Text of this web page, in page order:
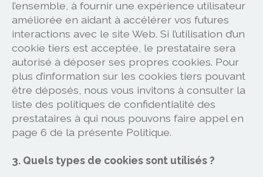
l’ensemble, à fournir une expérience utilisateur
améliorée en aidant à accélérer vos futures
interactions avec le site Web. Si l’utilisation d’un
cookie tiers est acceptée, le prestataire sera
autorisé à déposer ses propres cookies. Pour
plus d’information sur les cookies tiers pouvant
être déposés, nous vous invitons à consulter la
liste des politiques de confidentialité des
prestataires à qui nous pouvons faire appel en
page 6 de la présente Politique.
3. Quels types de cookies sont utilisés ?